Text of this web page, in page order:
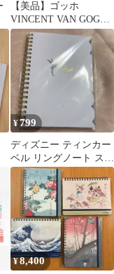
【美品】ゴッホ
VINCENT VAN GOGH
ノート 2冊セット
¥799
ディズニー ティンカー
ベル リングノート スカ
ラップデザイン
¥8,400